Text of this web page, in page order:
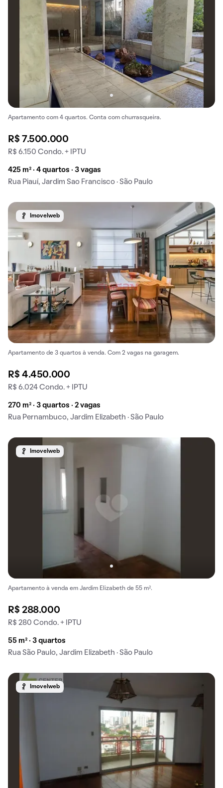
Apartamento com 4 quartos. Conta com churrasqueira.
R$ 7.500.000
R$ 6.150 Condo. + IPTU
425 m² · 4 quartos · 3 vagas
Rua Piauí, Jardim Sao Francisco · São Paulo
Imovelweb
Apartamento de 3 quartos à venda. Com 2 vagas na garagem.
R$ 4.450.000
R$ 6.024 Condo. + IPTU
270 m² · 3 quartos · 2 vagas
Rua Pernambuco, Jardim Elizabeth · São Paulo
Imovelweb
Apartamento à venda em Jardim Elizabeth de 55 m².
R$ 288.000
R$ 280 Condo. + IPTU
55 m² · 3 quartos
Rua São Paulo, Jardim Elizabeth · São Paulo
Imovelweb